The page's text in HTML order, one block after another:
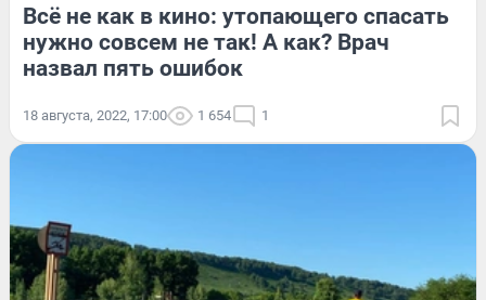
Всё не как в кино: утопающего спасать
нужно совсем не так! А как? Врач
назвал пять ошибок
18 августа, 2022, 17:00 1 654 1